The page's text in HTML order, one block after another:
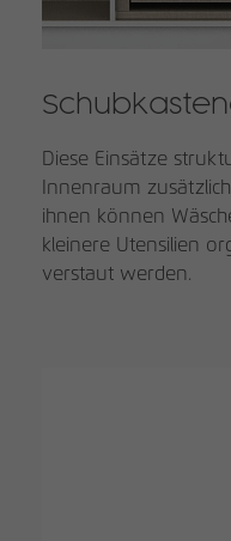
Diese Einsätze
Innenraum
ihnen können
kleinere Utensilien
verstaut werden.